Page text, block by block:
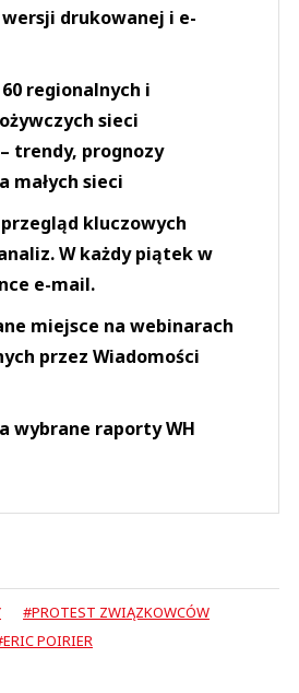
drukowanej i e-
regionalnych i
sieci
trendy, prognozy
małych sieci
kluczowych
W każdy piątek w
e-mail.
miejsce na webinarach
przez Wiadomości
wybrane raporty WH
#PROTEST ZWIĄZKOWCÓW
POIRIER